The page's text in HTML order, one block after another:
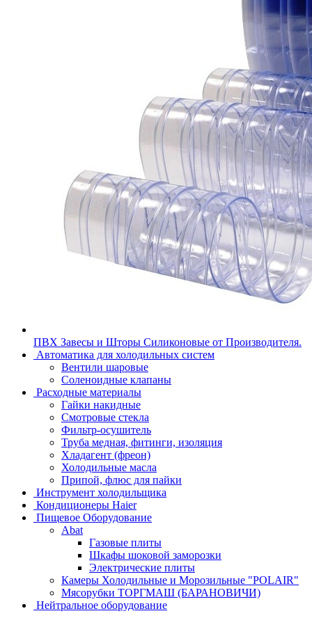
ПВХ Завесы и Шторы Силиконовые от Производителя.
Автоматика для холодильных систем
Вентили шаровые
Соленоидные клапаны
Расходные материалы
Гайки накидные
Смотровые стекла
Фильтр-осушитель
Труба медная, фитинги, изоляция
Хладагент (фреон)
Холодильные масла
Припой, флюс для пайки
Инструмент холодильщика
Кондиционеры Haier
Пищевое Оборудование
Abat
Газовые плиты
Шкафы шоковой заморозки
Электрические плиты
Камеры Холодильные и Морозильные "POLAIR"
Мясорубки ТОРГМАШ (БАРАНОВИЧИ)
Нейтральное оборудование